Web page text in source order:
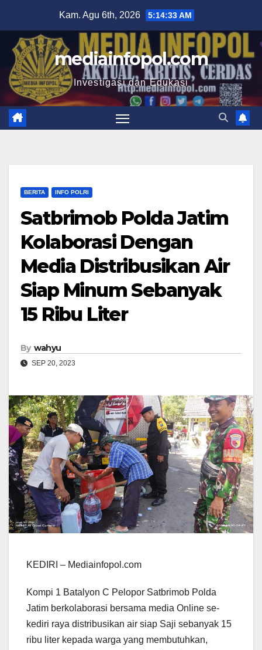
content
Kam. Agu 6th, 2026 5:14:34 AM
mediainfopol.com
Investigasi dan Edukasi
BERITA INFO POLRI
Satbrimob Polda Jatim
Kolaborasi Dengan
Media Distribusikan Air
Siap Minum Sebanyak
15 Ribu Liter
By wahyu
SEP 20, 2023
KEDIRI – Mediainfopol.com
Kompi 1 Batalyon C Pelopor Satbrimob Polda
Jatim berkolaborasi bersama media Online se-
kediri raya distribusikan air siap Saji sebanyak 15
ribu liter kepada warga yang membutuhkan,